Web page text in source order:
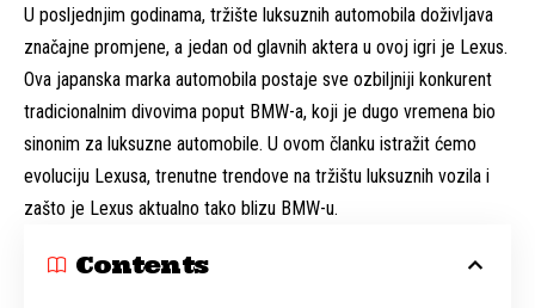
U posljednjim godinama, tržište luksuznih automobila doživljava
značajne promjene, a jedan od glavnih aktera u ovoj igri je Lexus.
Ova japanska marka automobila postaje sve ozbiljniji konkurent
tradicionalnim divovima poput BMW-a, koji je dugo vremena bio
sinonim za luksuzne automobile. U ovom članku istražit ćemo
evoluciju Lexusa, trenutne trendove na tržištu luksuznih vozila i
zašto je Lexus aktualno tako blizu BMW-u.
Contents